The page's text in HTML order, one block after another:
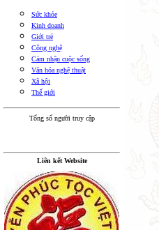
Sức khỏe
Kinh doanh
Giới trẻ
Công nghệ
Cảm nhận cuộc sống
Văn hóa nghệ thuật
Xã hội
Thế giới
Tổng số người truy cập
Liên kết Website